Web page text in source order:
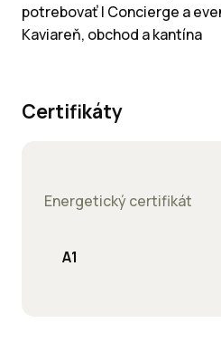
potrebovať | Concierge a
Kaviareň, obchod a kantína
Certifikáty
Energetický certifikát
A1